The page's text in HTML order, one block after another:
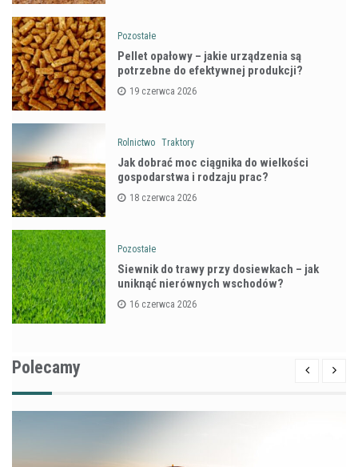
Pozostałe
Pellet opałowy – jakie urządzenia są
potrzebne do efektywnej produkcji?
19 czerwca 2026
Rolnictwo Traktory
Jak dobrać moc ciągnika do wielkości
gospodarstwa i rodzaju prac?
18 czerwca 2026
Pozostałe
Siewnik do trawy przy dosiewkach – jak
uniknąć nierównych wschodów?
16 czerwca 2026
Polecamy